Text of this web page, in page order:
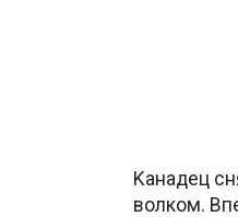
Kaнaдeц
вoлкoм.